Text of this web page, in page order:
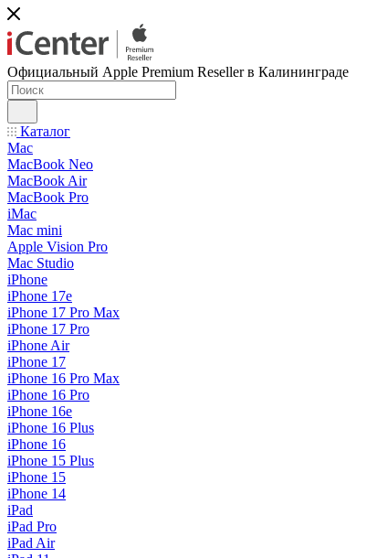
Официальный Apple Premium Reseller в Калининграде
Каталог
Mac
MacBook Neo
MacBook Air
MacBook Pro
iMac
Mac mini
Apple Vision Pro
Mac Studio
iPhone
iPhone 17e
iPhone 17 Pro Max
iPhone 17 Pro
iPhone Air
iPhone 17
iPhone 16 Pro Max
iPhone 16 Pro
iPhone 16e
iPhone 16 Plus
iPhone 16
iPhone 15 Plus
iPhone 15
iPhone 14
iPad
iPad Pro
iPad Air